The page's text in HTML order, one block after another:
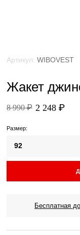
Артикул: WIBOVEST
Жакет
8 990 ₽ 2 248 ₽
Размер:
92
Бесплатная